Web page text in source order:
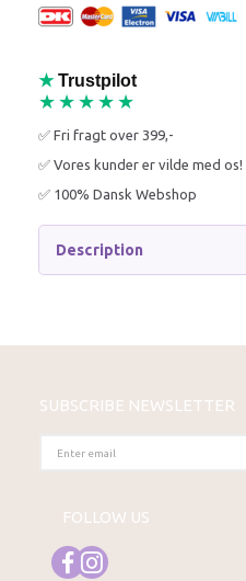
★ Trustpilot
★★★★★
✅ Fri fragt over 399,-
✅ Vores kunder er vilde med os!
✅ 100% Dansk Webshop
Description
SUBSCRIBE NEWSLETTER
EMAIL
FOLLOW US